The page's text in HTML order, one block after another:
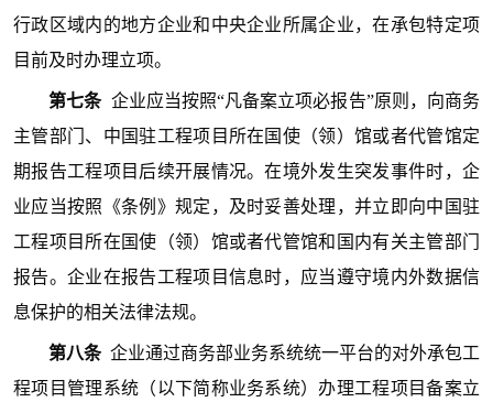
行政区域内的地方企业和中央企业所属企业，在承包特定项
目前及时办理立项。
第七条 企业应当按照“凡备案立项必报告”原则，向商务
主管部门、中国驻工程项目所在国使（领）馆或者代管馆定
期报告工程项目后续开展情况。在境外发生突发事件时，企
业应当按照《条例》规定，及时妥善处理，并立即向中国驻
工程项目所在国使（领）馆或者代管馆和国内有关主管部门
报告。企业在报告工程项目信息时，应当遵守境内外数据信
息保护的相关法律法规。
第八条 企业通过商务部业务系统统一平台的对外承包工
程项目管理系统（以下简称业务系统）办理工程项目备案立